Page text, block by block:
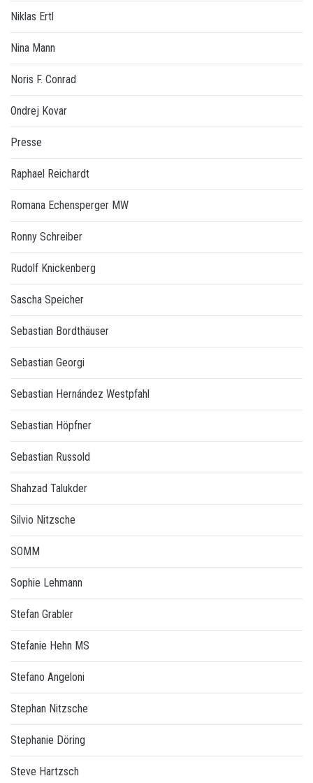
Niklas Ertl
Nina Mann
Noris F. Conrad
Ondrej Kovar
Presse
Raphael Reichardt
Romana Echensperger MW
Ronny Schreiber
Rudolf Knickenberg
Sascha Speicher
Sebastian Bordthäuser
Sebastian Georgi
Sebastian Hernández Westpfahl
Sebastian Höpfner
Sebastian Russold
Shahzad Talukder
Silvio Nitzsche
SOMM
Sophie Lehmann
Stefan Grabler
Stefanie Hehn MS
Stefano Angeloni
Stephan Nitzsche
Stephanie Döring
Steve Hartzsch